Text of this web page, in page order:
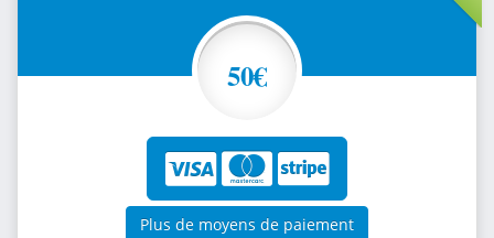
50€
Plus de moyens de paiement